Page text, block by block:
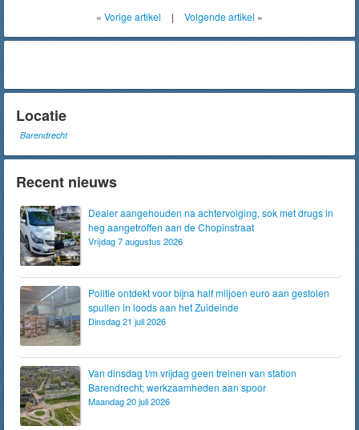
« Vorige artikel | Volgende artikel »
Locatie
Barendrecht
Recent nieuws
Dealer aangehouden na achtervolging, sok met drugs in
heg aangetroffen aan de Chopinstraat
Vrijdag 7 augustus 2026
Politie ontdekt voor bijna half miljoen euro aan gestolen
spullen in loods aan het Zuideinde
Dinsdag 21 juli 2026
Van dinsdag t/m vrijdag geen treinen van station
Barendrecht; werkzaamheden aan spoor
Maandag 20 juli 2026